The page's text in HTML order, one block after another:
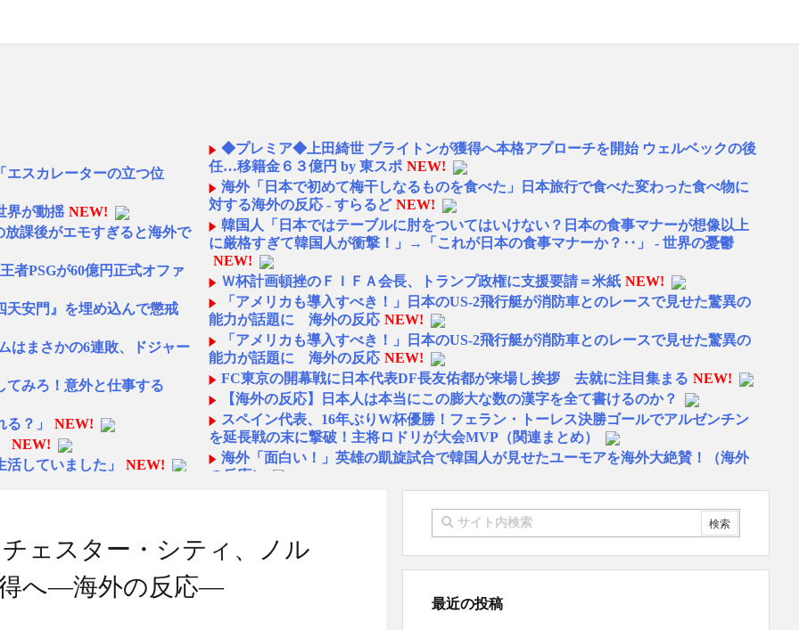
エスカレーターの立つ位
界が動揺 NEW!
課後がエモすぎると海外で
者PSGが60億円正式オファ
天安門』を埋め込んで懲戒
はまさかの6連敗、ドジャー
てみろ！意外と仕事する
？」
NEW!
NEW!
していました」
NEW!
クトを経験した専門家を何
の食事マナーが想像以上
ーか？‥」
NEW!
◆プレミア◆上田綺世 ブライトンが獲得へ本格アプローチを開始 ウェルベックの後
任…移籍金６３億円 by 東スポ NEW!
海外「日本で初めて梅干しなるものを食べた」日本旅行で食べた変わった食べ物に
対する海外の反応 - すらるど NEW!
韓国人「日本ではテーブルに肘をついてはいけない？日本の食事マナーが想像以上
に厳格すぎて韓国人が衝撃！」→「これが日本の食事マナーか？‥」 - 世界の憂鬱
NEW!
Ｗ杯計画頓挫のＦＩＦＡ会長、トランプ政権に支援要請＝米紙 NEW!
「アメリカも導入すべき！」日本のUS-2飛行艇が消防車とのレースで見せた驚異の
能力が話題に 海外の反応 NEW!
「アメリカも導入すべき！」日本のUS-2飛行艇が消防車とのレースで見せた驚異の
能力が話題に 海外の反応 NEW!
FC東京の開幕戦に日本代表DF長友佑都が来場し挨拶 去就に注目集まる NEW!
【海外の反応】日本人は本当にこの膨大な数の漢字を全て書けるのか？
スペイン代表、16年ぶりW杯優勝！フェラン・トーレス決勝ゴールでアルゼンチン
を延長戦の末に撃破！主将ロドリが大会MVP（関連まとめ）
海外「面白い！」英雄の凱旋試合で韓国人が見せたユーモアを海外大絶賛！（海外
の反応）
中国人「日本を代表する飲み物は何？」 中国人「あの乳酸菌飲料！」「1884年か
海外「日本人は何者なんだ…」 日本の帰宅部の女子高生たちの本気に世界が驚愕
◆悲報◆マドリーFWロドリゴ残留希望もアロンソ監督はベンチ漬けへ「インド料理
ばかり食ってるからだ」by スペイン紙
「また浅野の時の走り方」 リュディガー走法で60m超爆走、ピッチ横断話題「ちゃ
ェスター・シティ、ノル
得へ―海外の反応―
最近の投稿